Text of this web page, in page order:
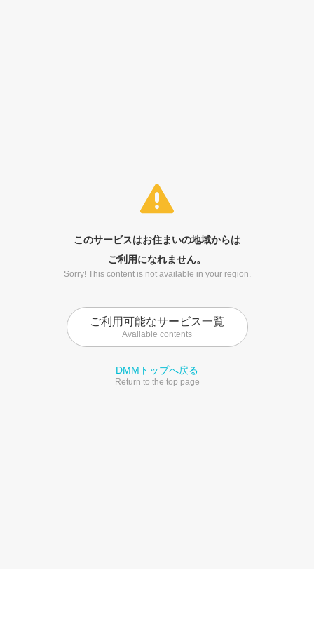
このサービスはお住まいの地域からは
ご利用になれません。
Sorry! This content is not available in your region.
ご利用可能なサービス一覧
Available contents
DMMトップへ戻る
Return to the top page